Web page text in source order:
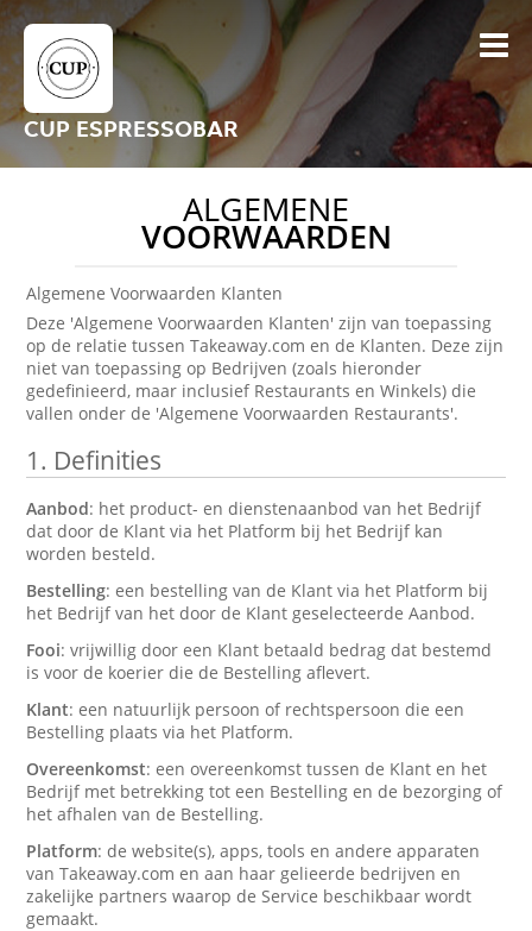
CUP ESPRESSOBAR
ALGEMENE
VOORWAARDEN
Algemene Voorwaarden Klanten
Deze 'Algemene Voorwaarden Klanten' zijn van toepassing
op de relatie tussen Takeaway.com en de Klanten. Deze zijn
niet van toepassing op Bedrijven (zoals hieronder
gedefinieerd, maar inclusief Restaurants en Winkels) die
vallen onder de 'Algemene Voorwaarden Restaurants'.
1. Definities
Aanbod: het product- en dienstenaanbod van het Bedrijf
dat door de Klant via het Platform bij het Bedrijf kan
worden besteld.
Bestelling: een bestelling van de Klant via het Platform bij
het Bedrijf van het door de Klant geselecteerde Aanbod.
Fooi: vrijwillig door een Klant betaald bedrag dat bestemd
is voor de koerier die de Bestelling aflevert.
Klant: een natuurlijk persoon of rechtspersoon die een
Bestelling plaats via het Platform.
Overeenkomst: een overeenkomst tussen de Klant en het
Bedrijf met betrekking tot een Bestelling en de bezorging of
het afhalen van de Bestelling.
Platform: de website(s), apps, tools en andere apparaten
van Takeaway.com en aan haar gelieerde bedrijven en
zakelijke partners waarop de Service beschikbaar wordt
gemaakt.